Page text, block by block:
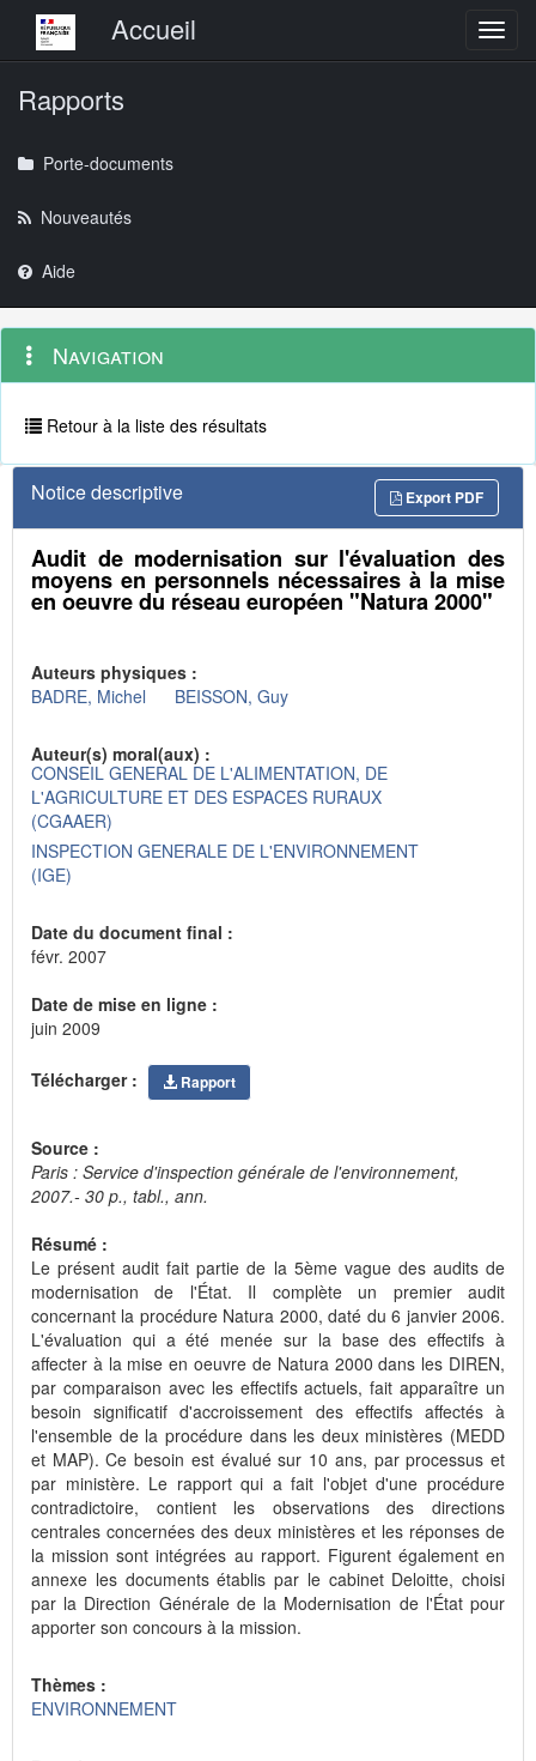
Menu principalAccueil
Rapports
Porte-documents
Nouveautés
Aide
Navigation
outils
Menu
contextuel
Navigation
Retour à la liste des résultats
Notice descriptive Export PDF
Audit de modernisation sur l'évaluation des
moyens en personnels nécessaires à la mise
en oeuvre du réseau européen "Natura 2000"
Auteurs physiques :
BADRE, Michel
BEISSON, Guy
Auteur(s) moral(aux) :
CONSEIL GENERAL DE L'ALIMENTATION, DE
L'AGRICULTURE ET DES ESPACES RURAUX
(CGAAER)
INSPECTION GENERALE DE L'ENVIRONNEMENT
(IGE)
Date du document final :
févr. 2007
Date de mise en ligne :
juin 2009
Télécharger : Rapport
Source :
Paris : Service d'inspection générale de l'environnement,
2007.- 30 p., tabl., ann.
Résumé :
Le présent audit fait partie de la 5ème vague des audits de
modernisation de l'État. Il complète un premier audit
concernant la procédure Natura 2000, daté du 6 janvier 2006.
L'évaluation qui a été menée sur la base des effectifs à
affecter à la mise en oeuvre de Natura 2000 dans les DIREN,
par comparaison avec les effectifs actuels, fait apparaître un
besoin significatif d'accroissement des effectifs affectés à
l'ensemble de la procédure dans les deux ministères (MEDD
et MAP). Ce besoin est évalué sur 10 ans, par processus et
par ministère. Le rapport qui a fait l'objet d'une procédure
contradictoire, contient les observations des directions
centrales concernées des deux ministères et les réponses de
la mission sont intégrées au rapport. Figurent également en
annexe les documents établis par le cabinet Deloitte, choisi
par la Direction Générale de la Modernisation de l'État pour
apporter son concours à la mission.
Thèmes :
ENVIRONNEMENT